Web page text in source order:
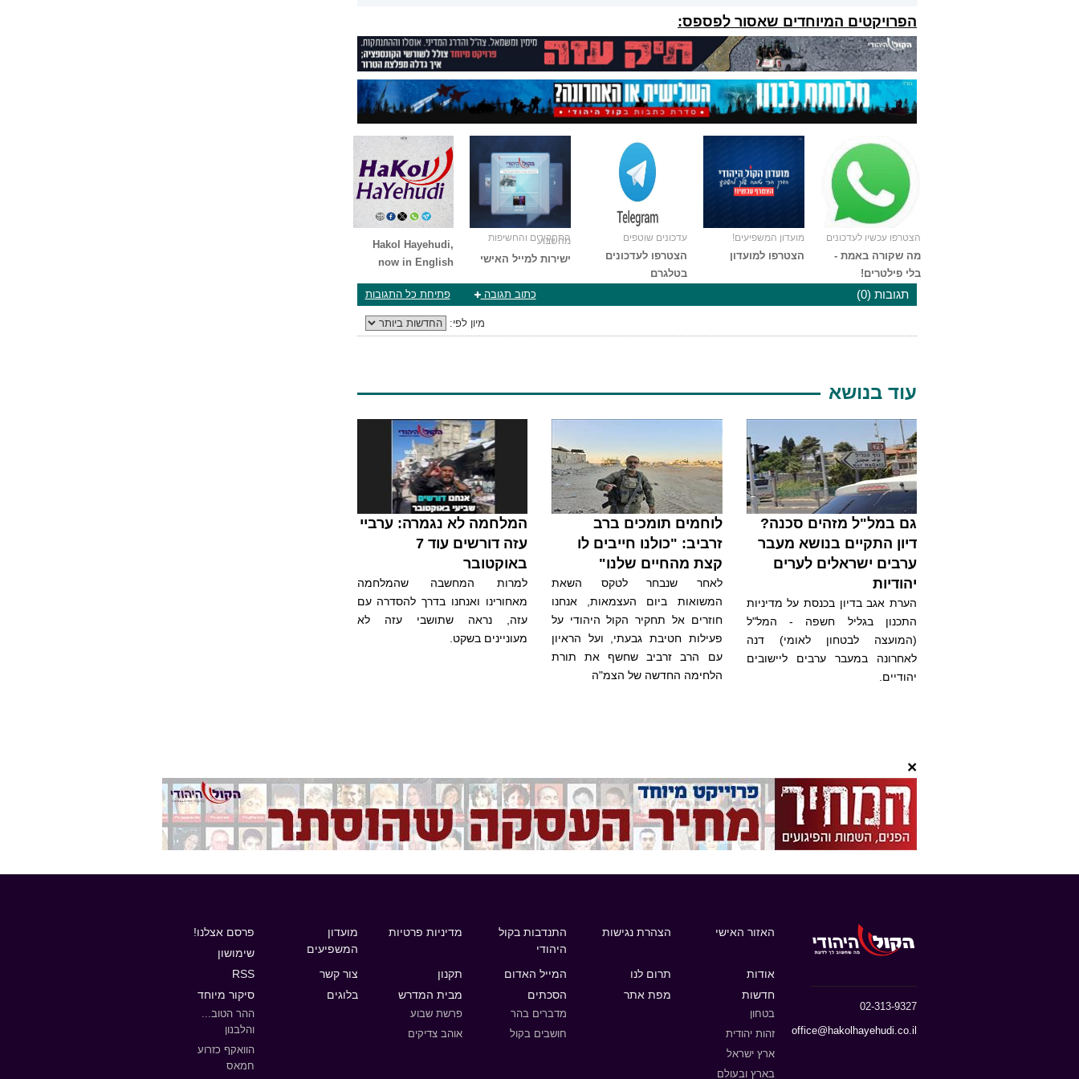
הפרויקטים המיוחדים שאסור לפספס:
Hakol Hayehudi,
now in English
התחקירים והחשיפות
מהשבוע
ישירות למייל האישי
עדכונים שוטפים
הצטרפו לעדכונים
בטלגרם
מועדון המשפיעים!
הצטרפו למועדון
הצטרפו עכשיו לעדכונים
מה שקורה באמת -
בלי פילטרים!
תגובות (0) פתיחת כל התגובות כתוב תגובה
מיון לפי:
עוד בנושא
גם במל"ל מזהים סכנה?
דיון התקיים בנושא מעבר
ערבים ישראלים לערים
יהודיות
הערת אגב בדיון בכנסת על מדיניות
התכנון בגליל חשפה - המל"ל
(המועצה לבטחון לאומי) דנה
לאחרונה במעבר ערבים ליישובים
יהודיים.
לוחמים תומכים ברב
זרביב: "כולנו חייבים לו
קצת מהחיים שלנו"
לאחר שנבחר לטקס השאת
המשואות ביום העצמאות, אנחנו
חוזרים אל תחקיר הקול היהודי על
פעילות חטיבת גבעתי, ועל הראיון
עם הרב זרביב שחשף את תורת
הלחימה החדשה של הצמ"ה
המלחמה לא נגמרה: ערביי
עזה דורשים עוד 7
באוקטובר
למרות המחשבה שהמלחמה
מאחורינו ואנחנו בדרך להסדרה עם
עזה, נראה שתושבי עזה לא
מעוניינים בשקט.
×
02-313-9327
office@hakolhayehudi.co.il
האזור האישי הצהרת נגישות
התנדבות בקול
היהודי
מדיניות פרטיות
מועדון
המשפיעים
פרסם אצלנו!
שימושון
אודות
תרום לנו המייל האדום תקנון צור קשר
RSS
חדשות
בטחון
זהות יהודית
ארץ ישראל
בארץ ובעולם
מפת אתר הסכתים
מדברים בהר
חושבים בקול
מבית המדרש
פרשת שבוע
אוהב צדיקים
בלוגים סיקור מיוחד
ההר הטוב...
והלבנון
הוואקף כזרוע
חמאס